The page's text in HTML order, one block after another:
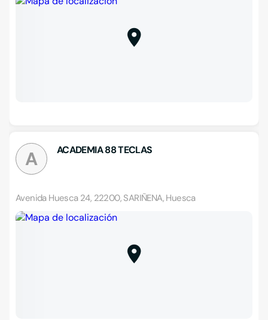
A ACADEMIA 88 TECLAS
Avenida Huesca 24, 22200, SARIÑENA, Huesca